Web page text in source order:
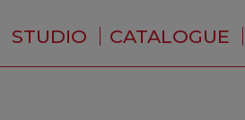
STUDIO
QUI SOMMES-NOUS ?
CATALOGUE